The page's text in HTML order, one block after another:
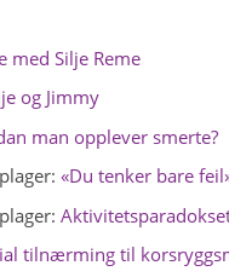
med Silje Reme
og Jimmy
man opplever smerte?
«Du tenker bare
tilnærming til